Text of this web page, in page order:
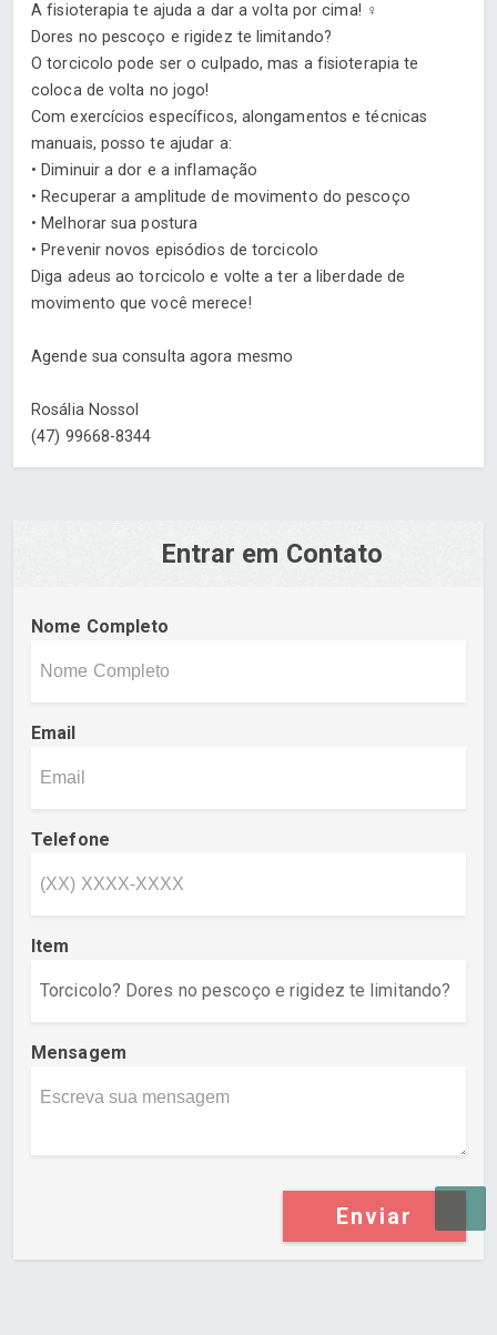
A fisioterapia te ajuda a dar a volta por cima! ‍♀️
Dores no pescoço e rigidez te limitando?
O torcicolo pode ser o culpado, mas a fisioterapia te
coloca de volta no jogo!
Com exercícios específicos, alongamentos e técnicas
manuais, posso te ajudar a:
• Diminuir a dor e a inflamação ‍
• Recuperar a amplitude de movimento do pescoço
• Melhorar sua postura ‍
• Prevenir novos episódios de torcicolo
Diga adeus ao torcicolo e volte a ter a liberdade de
movimento que você merece! ‍
Agende sua consulta agora mesmo
Rosália Nossol
(47) 99668-8344
Entrar em Contato
Nome Completo
Email
Telefone
Item
Mensagem
Enviar